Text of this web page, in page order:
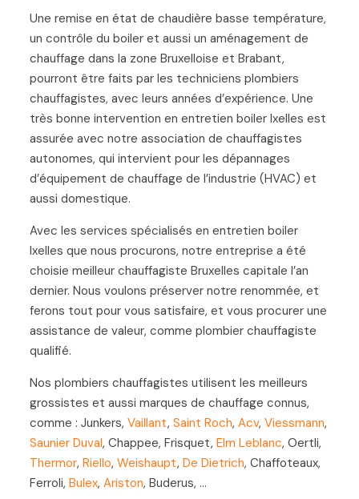
Une remise en état de chaudière basse température,
un contrôle du boiler et aussi un aménagement de
chauffage dans la zone Bruxelloise et Brabant,
pourront être faits par les techniciens plombiers
chauffagistes, avec leurs années d’expérience. Une
très bonne intervention en entretien boiler Ixelles est
assurée avec notre association de chauffagistes
autonomes, qui intervient pour les dépannages
d’équipement de chauffage de l’industrie (HVAC) et
aussi domestique.
Avec les services spécialisés en entretien boiler
Ixelles que nous procurons, notre entreprise a été
choisie meilleur chauffagiste Bruxelles capitale l’an
dernier. Nous voulons préserver notre renommée, et
ferons tout pour vous satisfaire, et vous procurer une
assistance de valeur, comme plombier chauffagiste
qualifié.
Nos plombiers chauffagistes utilisent les meilleurs
grossistes et aussi marques de chauffage connus,
comme : Junkers, Vaillant, Saint Roch, Acv, Viessmann,
Saunier Duval, Chappee, Frisquet, Elm Leblanc, Oertli,
Thermor, Riello, Weishaupt, De Dietrich, Chaffoteaux,
Ferroli, Bulex, Ariston, Buderus, …